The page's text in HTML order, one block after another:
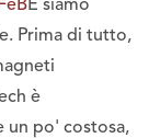
E siamo
Prima di tutto,
è
un po' costosa,